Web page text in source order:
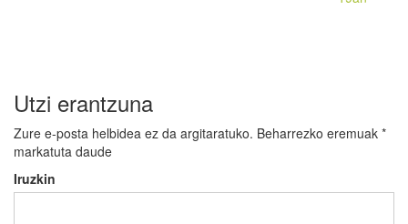
Utzi erantzuna
Zure e-posta helbidea ez da argitaratuko. Beharrezko eremuak *
markatuta daude
Iruzkin